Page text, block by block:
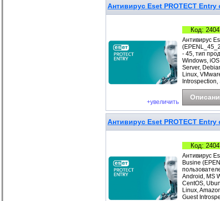
Антивирус Eset PROTECT
+увеличить
Код:
Антивирус
- 45, тип
Windows,
Server,
Linux,
Антивирус Eset PROTECT
Код:
Антивирус
Busine
Android, MS
CentOS,
Linux,
Guest